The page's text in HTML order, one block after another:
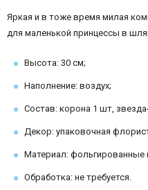
Яркая и в тоже время милая
для маленькой принцессы в
Высота: 30 см;
Наполнение: воздух;
Состав: корона 1 шт,
Декор: упаковочная
Материал:
Обработка: не требуется.